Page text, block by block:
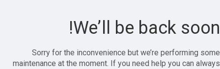
We’ll be back soon!
Sorry for the inconvenience but we’re performing some
maintenance at the moment. If you need help you can always